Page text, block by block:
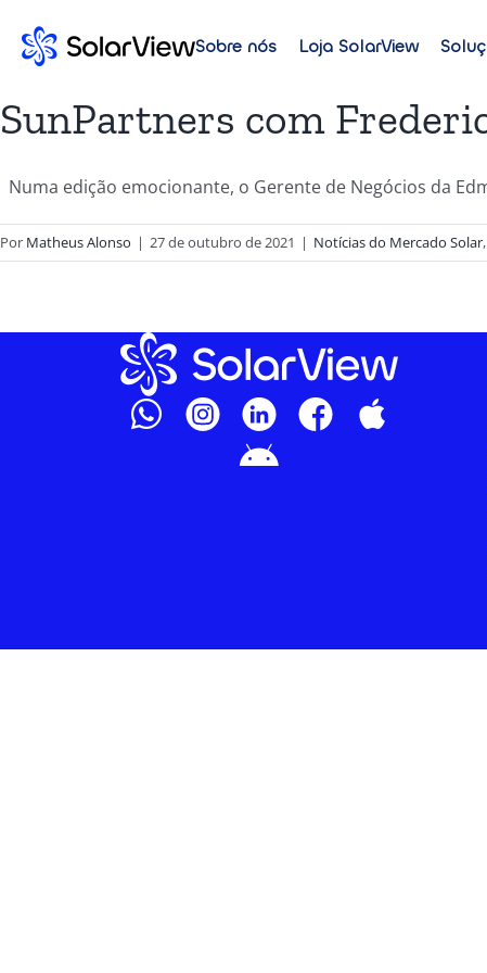
Sobre nós Loja SolarView
SunPartners com
Numa edição emocionante, o Gerente de Negócios da
Por Matheus Alonso | 27 de outubro de 2021 | Notícias do Mercado Solar,